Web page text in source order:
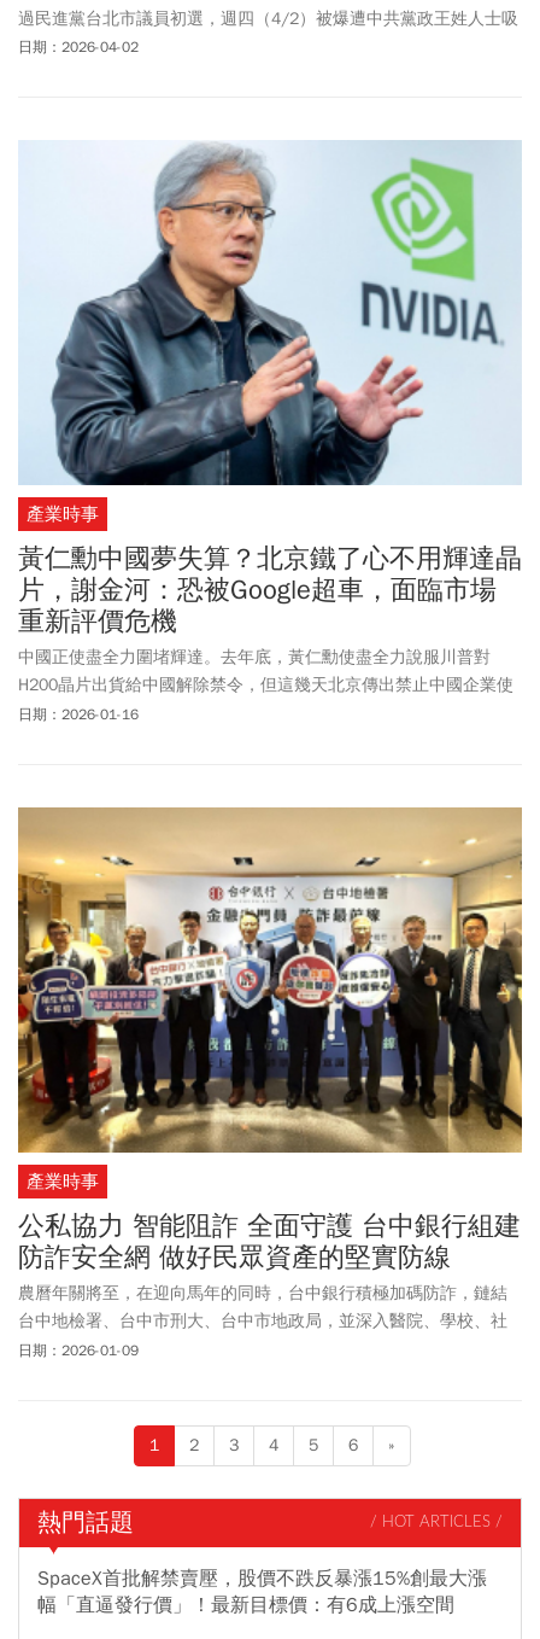
過民進黨台北市議員初選，週四（4/2）被爆遭中共黨政王姓人士吸
收，涉嫌利用擔任立法委員（現為國安會副秘書長）何志偉、台北
2萬元。熟悉朱政騏的友人指出，朱政騏過去對兩岸事務就很熱衷，
還曾在2013年跟前行政院長謝長廷一起去中國訪問，竟然涉入國安
法被起訴，地方都感到很驚訝。朱政騏則發聲明表示，他沒有洩露
國家機密、沒有出賣台灣的國家利益，更沒有犯罪所得。對於檢方
起訴內容，他沒有意見，他在偵查過程中完全坦白，也會全力配合
所有司法程序，相信司法會有公正的審判。民進黨中央黨部也火速
回應，絕不寬貸！週四早上已立即聯繫協調台北市黨部，將以最快
時間召開臨時執、評委會，嚴厲處置，研議依照往例予以除名，有
關議員參選資格部分，將報中執會「不予提名」。
日期：2026-04-02
產業時事
黃仁勳中國夢失算？北京鐵了心不用輝達晶
片，謝金河：恐被Google超車，面臨市場
重新評價危機
中國正使盡全力圍堵輝達。去年底，黃仁勳使盡全力說服川普對
H200晶片出貨給中國解除禁令，但這幾天北京傳出禁止中國企業使
用H200，這也使得黃仁勳撥動的如意算盤失算，輝達的股價在去年
日期：2026-01-16
產業時事
公私協力 智能阻詐 全面守護 台中銀行組建
防詐安全網 做好民眾資產的堅實防線
農曆年關將至，在迎向馬年的同時，台中銀行積極加碼防詐，鏈結
台中地檢署、台中市刑大、台中市地政局，並深入醫院、學校、社
福機構、鄰里社區，全方位落實金融安全，強化交易安全、守護民
日期：2026-01-09
1 2 3 4 5 6 »
熱門話題 / HOT ARTICLES /
SpaceX首批解禁賣壓，股價不跌反暴漲15%創最大漲
幅「直逼發行價」！最新目標價：有6成上漲空間